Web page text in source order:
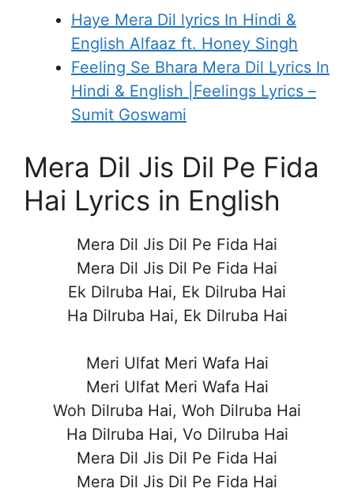
Haye Mera Dil lyrics In Hindi &
English Alfaaz ft. Honey Singh
Feeling Se Bhara Mera Dil Lyrics In
Hindi & English |Feelings Lyrics –
Sumit Goswami
Mera Dil Jis Dil Pe Fida
Hai Lyrics in English
Mera Dil Jis Dil Pe Fida Hai
Mera Dil Jis Dil Pe Fida Hai
Ek Dilruba Hai, Ek Dilruba Hai
Ha Dilruba Hai, Ek Dilruba Hai
Meri Ulfat Meri Wafa Hai
Meri Ulfat Meri Wafa Hai
Woh Dilruba Hai, Woh Dilruba Hai
Ha Dilruba Hai, Vo Dilruba Hai
Mera Dil Jis Dil Pe Fida Hai
Mera Dil Jis Dil Pe Fida Hai